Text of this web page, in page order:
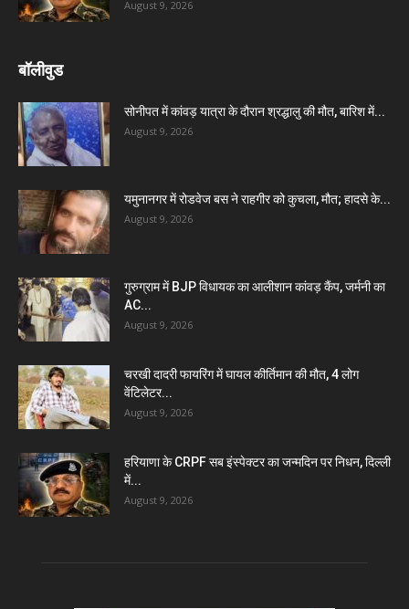
August 9, 2026
बॉलीवुड
सोनीपत में कांवड़ यात्रा के दौरान श्रद्धालु की मौत, बारिश में...
August 9, 2026
यमुनानगर में रोडवेज बस ने राहगीर को कुचला, मौत; हादसे के...
August 9, 2026
गुरुग्राम में BJP विधायक का आलीशान कांवड़ कैंप, जर्मनी का
AC...
August 9, 2026
चरखी दादरी फायरिंग में घायल कीर्तिमान की मौत, 4 लोग
वेंटिलेटर...
August 9, 2026
हरियाणा के CRPF सब इंस्पेक्टर का जन्मदिन पर निधन, दिल्ली
में...
August 9, 2026